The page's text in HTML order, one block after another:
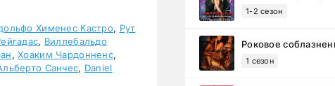
Хименес Кастро, Рут
, Виллебальдо
,Хоаким Чардонненс,
Санчес, Daniel
1-2 сезон
1 сезон